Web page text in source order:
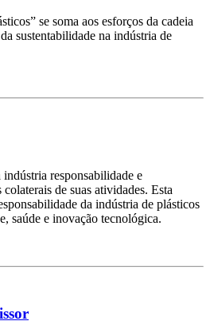
se soma aos esforços da cadeia
sustentabilidade na indústria de
responsabilidade e
de suas atividades. Esta
da indústria de plásticos
saúde e inovação tecnológica.